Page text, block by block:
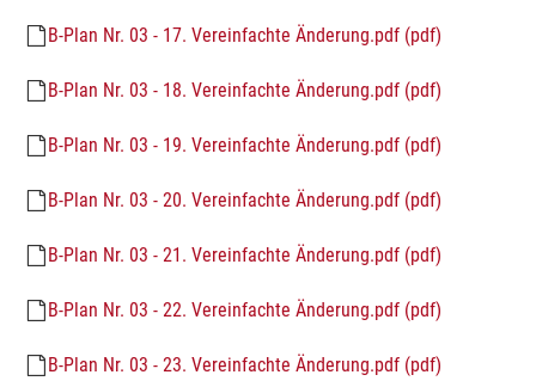
B-Plan Nr. 03 - 17. Vereinfachte Änderung.pdf (pdf)
B-Plan Nr. 03 - 18. Vereinfachte Änderung.pdf (pdf)
B-Plan Nr. 03 - 19. Vereinfachte Änderung.pdf (pdf)
B-Plan Nr. 03 - 20. Vereinfachte Änderung.pdf (pdf)
B-Plan Nr. 03 - 21. Vereinfachte Änderung.pdf (pdf)
B-Plan Nr. 03 - 22. Vereinfachte Änderung.pdf (pdf)
B-Plan Nr. 03 - 23. Vereinfachte Änderung.pdf (pdf)